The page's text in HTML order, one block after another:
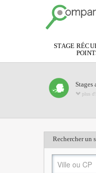
STAGE
Stages
plus
Rechercher un